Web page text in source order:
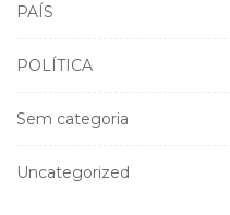
PAÍS
POLÍTICA
Sem categoria
Uncategorized